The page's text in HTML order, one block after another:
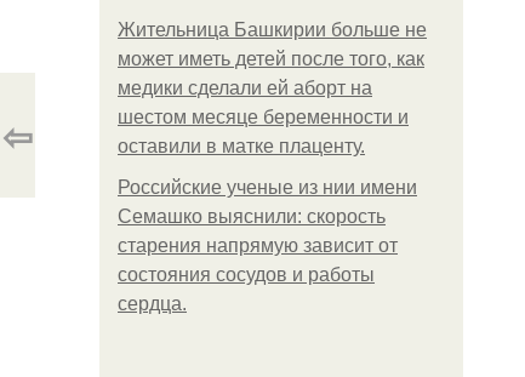
Жительница Башкирии больше не
может иметь детей после того, как
медики сделали ей аборт на
шестом месяце беременности и
оставили в матке плаценту.
Российские ученые из нии имени
Семашко выяснили: скорость
старения напрямую зависит от
состояния сосудов и работы
сердца.
⇦